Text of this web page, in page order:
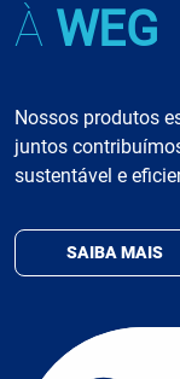
À WEG
Nossos produtos
juntos
sustentável e
SAIBA MAIS